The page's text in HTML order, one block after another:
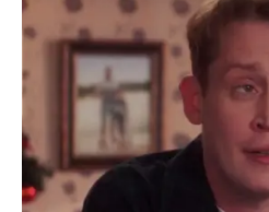
Domingo 10 de agosto:
De interés:No deberían
en rojo en estos casos: norma
¿Cuáles son los
el pico y placa en